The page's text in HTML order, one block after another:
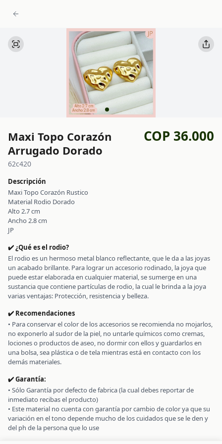
Maxi Topo Corazón
Arrugado Dorado
COP 36.000
62c420
Descripción
Maxi Topo Corazón Rustico
Material Rodio Dorado
Alto 2.7 cm
Ancho 2.8 cm
JP
✔️ ¿Qué es el rodio?
El rodio es un hermoso metal blanco reflectante, que le da a las joyas
un acabado brillante. Para lograr un accesorio rodinado, la joya que
puede estar elaborada en cualquier material, se sumerge en una
sustancia que contiene partículas de rodio, la cual le brinda a la joya
varias ventajas: Protección, resistencia y belleza.
✔️ Recomendaciones
• Para conservar el color de los accesorios se recomienda no mojarlos,
no exponerlo al sudor de la piel, no untarle químicos como cremas,
lociones o productos de aseo, no dormir con ellos y guardarlos en
una bolsa, sea plástica o de tela mientras está en contacto con los
demás materiales.
✔️ Garantía:
• Sólo Garantía por defecto de fabrica (la cual debes reportar de
inmediato recibas el producto)
• Este material no cuenta con garantía por cambio de color ya que su
variación en el tono depende mucho de los cuidados que se le den y
del ph de la persona que lo use